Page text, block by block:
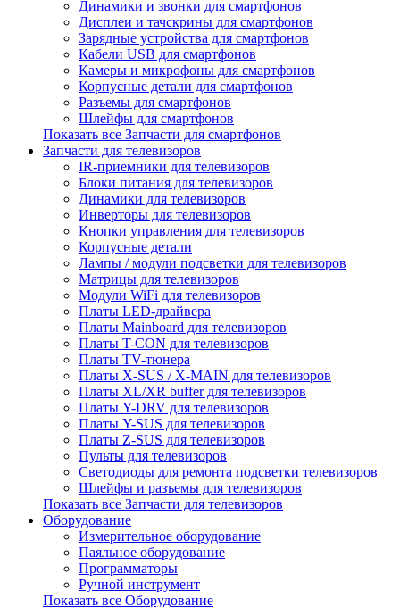
Динамики и звонки для смартфонов
Дисплеи и тачскрины для смартфонов
Зарядные устройства для смартфонов
Кабели USB для смартфонов
Камеры и микрофоны для смартфонов
Корпусные детали для смартфонов
Разъемы для смартфонов
Шлейфы для смартфонов
Показать все Запчасти для смартфонов
Запчасти для телевизоров
IR-приемники для телевизоров
Блоки питания для телевизоров
Динамики для телевизоров
Инверторы для телевизоров
Кнопки управления для телевизоров
Корпусные детали
Лампы / модули подсветки для телевизоров
Матрицы для телевизоров
Модули WiFi для телевизоров
Платы LED-драйвера
Платы Mainboard для телевизоров
Платы T-CON для телевизоров
Платы TV-тюнера
Платы X-SUS / X-MAIN для телевизоров
Платы XL/XR buffer для телевизоров
Платы Y-DRV для телевизоров
Платы Y-SUS для телевизоров
Платы Z-SUS для телевизоров
Пульты для телевизоров
Светодиоды для ремонта подсветки телевизоров
Шлейфы и разъемы для телевизоров
Показать все Запчасти для телевизоров
Оборудование
Измерительное оборудование
Паяльное оборудование
Программаторы
Ручной инструмент
Показать все Оборудование